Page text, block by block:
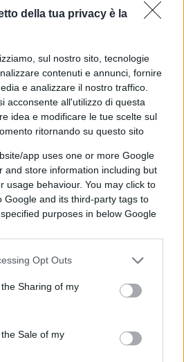
della tua privacy è la
sul nostro sito, tecnologie
contenuti e annunci, fornire
e analizzare il nostro traffico.
acconsente all'utilizzo di questa
idea e modificare le tue scelte sul
ritornando su questo sito
app uses one or more Google
and store information including but
usage behaviour. You may click to
Google and its third-party tags to
purposes in below Google
Opt Outs
Sharing of my
Sale of my
le scelte (definite
Zuckerberg) avevano
consistenti nei giorni scorsi,
danno la
70%.